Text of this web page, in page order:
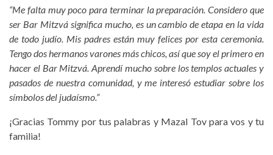
“Me falta muy poco para terminar la preparación. Considero que
ser Bar Mitzvá significa mucho, es un cambio de etapa en la vida
de todo judío. Mis padres están muy felices por esta ceremonia.
Tengo dos hermanos varones más chicos, así que soy el primero en
hacer el Bar Mitzvá. Aprendí mucho sobre los templos actuales y
pasados de nuestra comunidad, y me interesó estudiar sobre los
símbolos del judaísmo.”
¡Gracias Tommy por tus palabras y Mazal Tov para vos y tu
familia!